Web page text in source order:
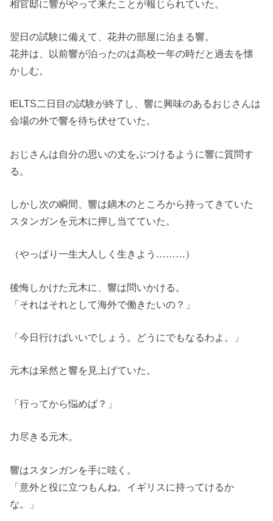
相官邸に響がやって来たことが報じられていた。
翌日の試験に備えて、花井の部屋に泊まる響。
花井は、以前響が泊ったのは高校一年の時だと過去を懐
かしむ。
IELTS二日目の試験が終了し、響に興味のあるおじさんは
会場の外で響を待ち伏せていた。
おじさんは自分の思いの丈をぶつけるように響に質問す
る。
しかし次の瞬間、響は鏑木のところから持ってきていた
スタンガンを元木に押し当てていた。
（やっぱり一生大人しく生きよう………）
後悔しかけた元木に、響は問いかける。
「それはそれとして海外で働きたいの？」
「今日行けばいいでしょう。どうにでもなるわよ。」
元木は呆然と響を見上げていた。
「行ってから悩めば？」
力尽きる元木。
響はスタンガンを手に呟く。
「意外と役に立つもんね。イギリスに持ってけるか
な。」